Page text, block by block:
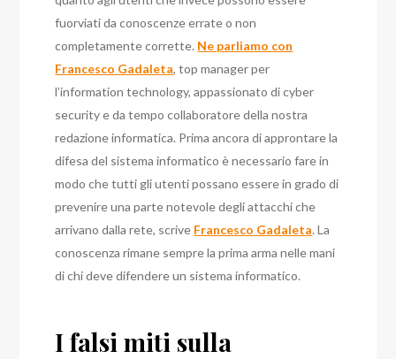
fuorviati da conoscenze errate o non
completamente corrette. Ne parliamo con
Francesco Gadaleta, top manager per
l’information technology, appassionato di cyber
security e da tempo collaboratore della nostra
redazione informatica. Prima ancora di approntare la
difesa del sistema informatico è necessario fare in
modo che tutti gli utenti possano essere in grado di
prevenire una parte notevole degli attacchi che
arrivano dalla rete, scrive Francesco Gadaleta. La
conoscenza rimane sempre la prima arma nelle mani
di chi deve difendere un sistema informatico.
I falsi miti sulla